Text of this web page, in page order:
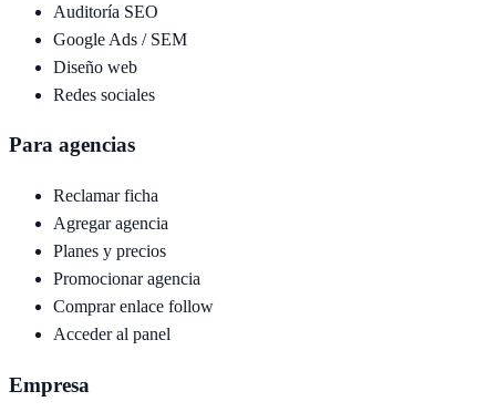
Auditoría SEO
Google Ads / SEM
Diseño web
Redes sociales
Para agencias
Reclamar ficha
Agregar agencia
Planes y precios
Promocionar agencia
Comprar enlace follow
Acceder al panel
Empresa